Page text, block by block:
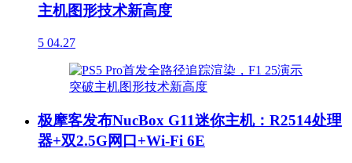
主机图形技术新高度
5 04.27
极摩客发布NucBox G11迷你主机：R2514处理
器+双2.5G网口+Wi-Fi 6E